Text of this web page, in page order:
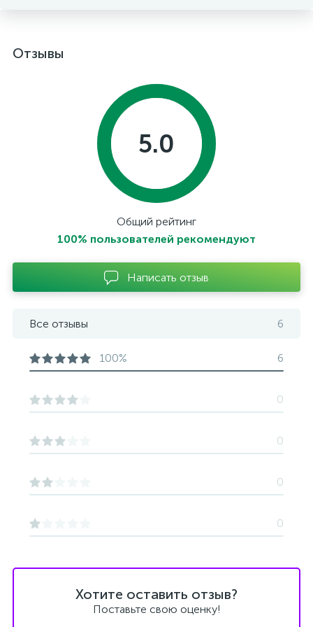
Отзывы
Хотите оставить отзыв?
Поставьте свою оценку!
5.0
Общий рейтинг
100% пользователей рекомендуют
Написать отзыв
Все отзывы 6
100% 6
0
0
0
0